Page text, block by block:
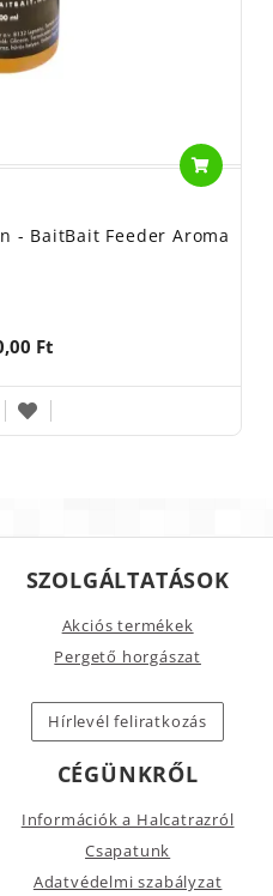
- BaitBait Feeder Aroma
Ft
SZOLGÁLTATÁSOK
Akciós termékek
Pergető horgászat
Hírlevél feliratkozás
CÉGÜNKRŐL
Információk a Halcatrazról
Csapatunk
Adatvédelmi szabályzat